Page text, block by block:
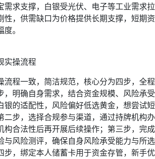
需求支撑，白银受光伏、电子等工业需求拉
性，供需缺口为价格提供长期支撑，短期资
。
实操流程
流程一致，简洁规范，核心分为四步，全程
，明确自身需求，结合资金规模、风险承受
银的适配性，风险偏好低选黄金，想尝试短
二步，选择合规参与渠道，通过持牌机构办
构合法性后再开展后续操作；第三步，完成
与风险测评，确保自身风险承受能力与所选
步，绑定本人储蓄卡用于资金存管，新手优